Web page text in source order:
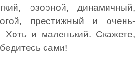
озорной, динамичный,
престижный и очень-
Хоть и маленький. Скажете,
сами!